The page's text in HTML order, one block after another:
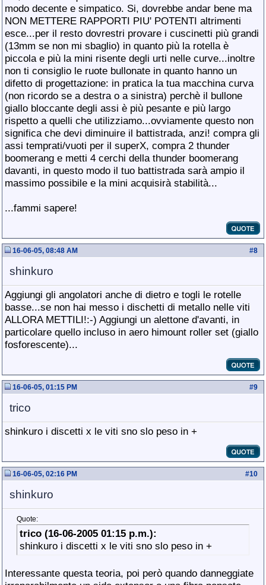
modo decente e simpatico. Si, dovrebbe andar bene ma
NON METTERE RAPPORTI PIU' POTENTI altrimenti
esce...per il resto dovrestri provare i cuscinetti più grandi
(13mm se non mi sbaglio) in quanto più la rotella è
piccola e più la mini risente degli urti nelle curve...inoltre
non ti consiglio le ruote bullonate in quanto hanno un
difetto di progettazione: in pratica la tua macchina curva
(non ricordo se a destra o a sinistra) perchè il bullone
giallo bloccante degli assi è più pesante e più largo
rispetto a quelli che utilizziamo...ovviamente questo non
significa che devi diminuire il battistrada, anzi! compra gli
assi temprati/vuoti per il superX, compra 2 thunder
boomerang e metti 4 cerchi della thunder boomerang
davanti, in questo modo il tuo battistrada sarà ampio il
massimo possibile e la mini acquisirà stabilità...
...fammi sapere!
#8
16-06-05, 08:48 AM
shinkuro
Aggiungi gli angolatori anche di dietro e togli le rotelle
basse...se non hai messo i dischetti di metallo nelle viti
ALLORA METTILI!:-) Aggiungi un alettone d'avanti, in
particolare quello incluso in aero himount roller set (giallo
fosforescente)...
#9
16-06-05, 01:15 PM
trico
shinkuro i discetti x le viti sno slo peso in +
#10
16-06-05, 02:16 PM
shinkuro
Quote:
trico (16-06-2005 01:15 p.m.):
shinkuro i discetti x le viti sno slo peso in +
Interessante questa teoria, poi però quando danneggiate